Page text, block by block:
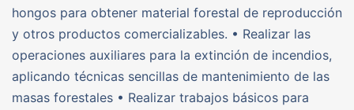
hongos para obtener material forestal de reproducción
y otros productos comercializables. • Realizar las
operaciones auxiliares para la extinción de incendios,
aplicando técnicas sencillas de mantenimiento de las
masas forestales • Realizar trabajos básicos para